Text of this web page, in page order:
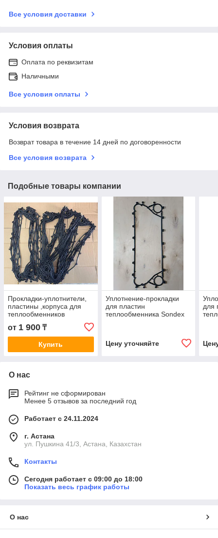
Все условия доставки
Условия оплаты
Оплата по реквизитам
Наличными
Все условия оплаты
Условия возврата
Возврат товара в течение 14 дней по договоренности
Все условия возврата
Подобные товары компании
Прокладки-уплотнители,
пластины ,корпуса для
теплообменников
от 1 900 ₸
Купить
Уплотнение-прокладки
для пластин
теплообменника Sondex
Цену уточняйте
для
О нас
Рейтинг не сформирован
Менее 5 отзывов за последний год
Работает с 24.11.2024
г. Астана
ул. Пушкина 41/3, Астана, Казахстан
Контакты
Сегодня работает с 09:00 до 18:00
Показать весь график работы
О нас